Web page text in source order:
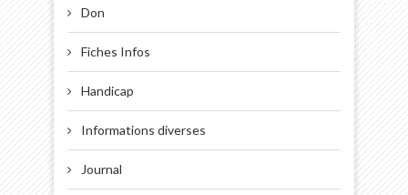
Don
Fiches Infos
Handicap
Informations diverses
Journal